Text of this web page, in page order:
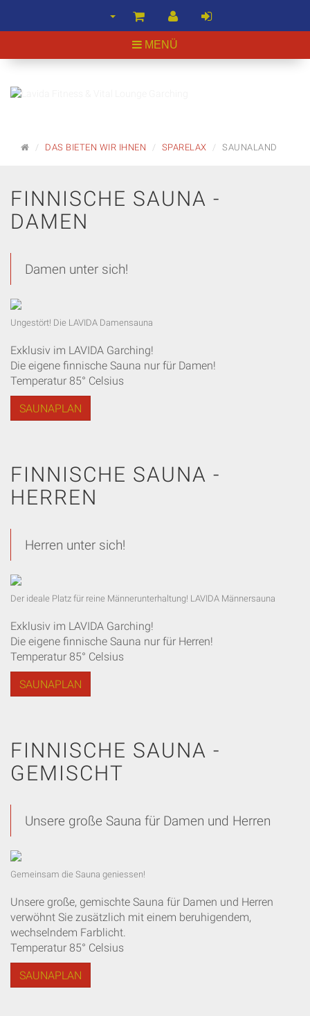
MENÜ
STARTSEITE
DAS BIETEN WIR IHNEN SPARELAX SAUNALAND
FINNISCHE SAUNA -
DAMEN
Damen unter sich!
Ungestört! Die LAVIDA Damensauna
Exklusiv im LAVIDA Garching!
Die eigene finnische Sauna nur für Damen!
Temperatur 85° Celsius
SAUNAPLAN
FINNISCHE SAUNA -
HERREN
Herren unter sich!
Der ideale Platz für reine Männerunterhaltung! LAVIDA Männersauna
Exklusiv im LAVIDA Garching!
Die eigene finnische Sauna nur für Herren!
Temperatur 85° Celsius
SAUNAPLAN
FINNISCHE SAUNA -
GEMISCHT
Unsere große Sauna für Damen und Herren
Gemeinsam die Sauna geniessen!
Unsere große, gemischte Sauna für Damen und Herren
verwöhnt Sie zusätzlich mit einem beruhigendem,
wechselndem Farblicht.
Temperatur 85° Celsius
SAUNAPLAN